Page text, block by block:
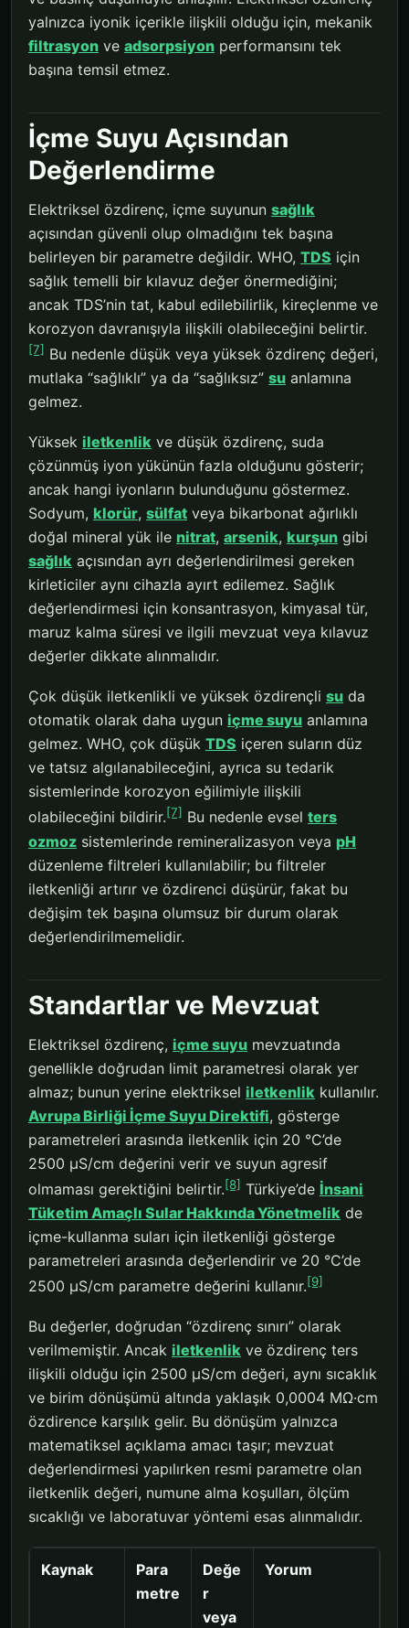
yalnızca iyonik içerikle ilişkili olduğu için, mekanik
filtrasyon ve adsorpsiyon performansını tek
başına temsil etmez.
İçme Suyu Açısından
Değerlendirme
Elektriksel özdirenç, içme suyunun sağlık
açısından güvenli olup olmadığını tek başına
belirleyen bir parametre değildir. WHO, TDS için
sağlık temelli bir kılavuz değer önermediğini;
ancak TDS’nin tat, kabul edilebilirlik, kireçlenme ve
korozyon davranışıyla ilişkili olabileceğini belirtir.
[7] Bu nedenle düşük veya yüksek özdirenç değeri,
mutlaka “sağlıklı” ya da “sağlıksız” su anlamına
gelmez.
Yüksek iletkenlik ve düşük özdirenç, suda
çözünmüş iyon yükünün fazla olduğunu gösterir;
ancak hangi iyonların bulunduğunu göstermez.
Sodyum, klorür, sülfat veya bikarbonat ağırlıklı
doğal mineral yük ile nitrat, arsenik, kurşun gibi
sağlık açısından ayrı değerlendirilmesi gereken
kirleticiler aynı cihazla ayırt edilemez. Sağlık
değerlendirmesi için konsantrasyon, kimyasal tür,
maruz kalma süresi ve ilgili mevzuat veya kılavuz
değerler dikkate alınmalıdır.
Çok düşük iletkenlikli ve yüksek özdirençli su da
otomatik olarak daha uygun içme suyu anlamına
gelmez. WHO, çok düşük TDS içeren suların düz
ve tatsız algılanabileceğini, ayrıca su tedarik
sistemlerinde korozyon eğilimiyle ilişkili
olabileceğini bildirir.[7] Bu nedenle evsel ters
ozmoz sistemlerinde remineralizasyon veya pH
düzenleme filtreleri kullanılabilir; bu filtreler
iletkenliği artırır ve özdirenci düşürür, fakat bu
değişim tek başına olumsuz bir durum olarak
değerlendirilmemelidir.
Standartlar ve Mevzuat
Elektriksel özdirenç, içme suyu mevzuatında
genellikle doğrudan limit parametresi olarak yer
almaz; bunun yerine elektriksel iletkenlik kullanılır.
Avrupa Birliği İçme Suyu Direktifi, gösterge
parametreleri arasında iletkenlik için 20 °C’de
2500 µS/cm değerini verir ve suyun agresif
olmaması gerektiğini belirtir.[8] Türkiye’de İnsani
Tüketim Amaçlı Sular Hakkında Yönetmelik de
içme-kullanma suları için iletkenliği gösterge
parametreleri arasında değerlendirir ve 20 °C’de
2500 µS/cm parametre değerini kullanır.[9]
Bu değerler, doğrudan “özdirenç sınırı” olarak
verilmemiştir. Ancak iletkenlik ve özdirenç ters
ilişkili olduğu için 2500 µS/cm değeri, aynı sıcaklık
ve birim dönüşümü altında yaklaşık 0,0004 MΩ·cm
özdirence karşılık gelir. Bu dönüşüm yalnızca
matematiksel açıklama amacı taşır; mevzuat
değerlendirmesi yapılırken resmi parametre olan
iletkenlik değeri, numune alma koşulları, ölçüm
sıcaklığı ve laboratuvar yöntemi esas alınmalıdır.
Kaynak
Para
metre
Değe
r
veya
Yorum